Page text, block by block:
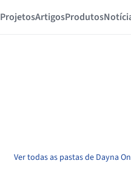
ProjetosArtigosProdutos
Ver todas as pastas de Dayna